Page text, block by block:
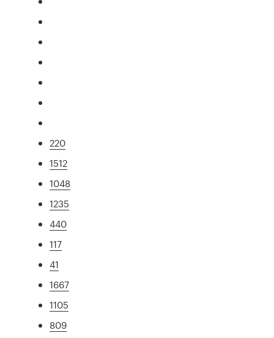
220
1512
1048
1235
440
117
41
1667
1105
809